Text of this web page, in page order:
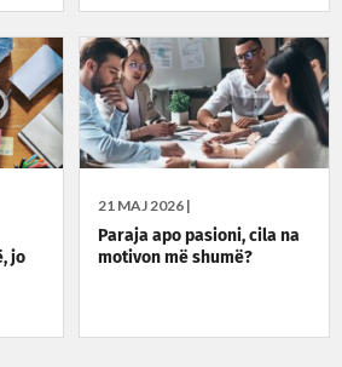
21 MAJ 2026 |
Paraja apo pasioni, cila na
motivon më shumë?
jo